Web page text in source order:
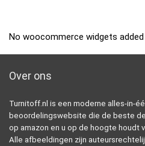
No woocommerce widgets added
Over ons
Turnitoff.nl is een moderne alles-in-
beoordelingswebsite die de beste
op amazon en u op de hoogte houdt
Alle afbeeldingen zijn